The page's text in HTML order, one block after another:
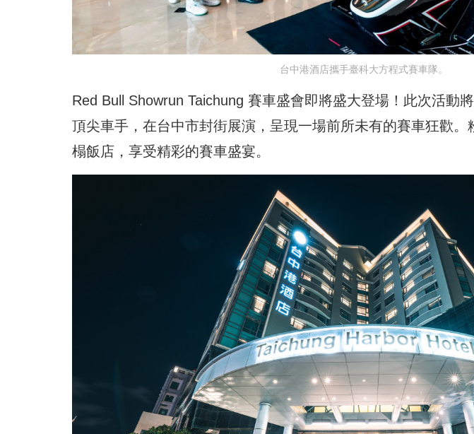
台中港酒店攜手臺科大方程式賽車隊。
Red Bull Showrun Taichung 賽車盛會即將盛大登場！此次活動
頂尖車手，在台中市封街展演，呈現一場前所未有的賽車狂歡
榻飯店，享受精彩的賽車盛宴。